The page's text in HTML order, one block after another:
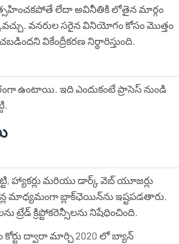
లేదా అవినీతికి లోతైన మార్గం
వనరుల సరైన వినియోగం కోసం మొత్తం
వికేంద్రీకరణ నిర్ధారిస్తుంది.
ఉంటాయి. ఇది ఎందుకంటే ప్రాసెస్ నుండి
హ్యాకర్లు మరియు డార్క్ వెబ్ యూజర్లు
మాధ్యమంగా బ్లాక్‌ఛెయిన్‌ను ఇష్టపడతారు.
ట్రేడ్ క్రిప్టోకరెన్సీలను నిషేధించింది.
కోర్టు ద్వారా మార్చి 2020 లో బ్యాన్